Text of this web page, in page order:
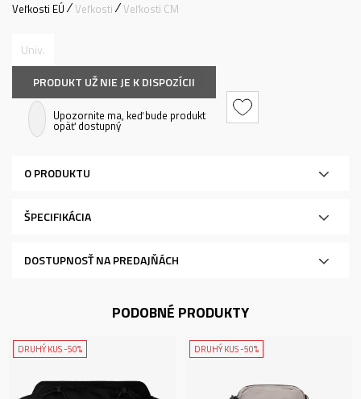
Veľkosti EÚ Veľkosti Veľkosti CM
Univ.
PRODUKT UŽ NIE JE K DISPOZÍCII
Upozornite ma, keď bude produkt
opäť dostupný
O PRODUKTU
ŠPECIFIKÁCIA
DOSTUPNOSŤ NA PREDAJŇÁCH
PODOBNÉ PRODUKTY
DRUHÝ KUS -50% DRUHÝ KUS -50%